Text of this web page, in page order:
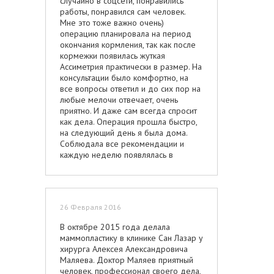
работу вышла и немного замазывала
тональником. Короче, все прекрасно,
девочки рекомендую. Параллельно
решилась и на подтяжку груди
(мастопексию), без импланта и с
сохранением своей трешки. И
решила сделать себе подарок к 8
Марта. 02.03.16 пошла сдаваться и
под общим наркозом сделали мне
шов «леденец» с уменьшением
околососковой области. Сутки
пролежала в клинике, прекрасные
условия, теплая доброжелательная
обстановка. Огромное спасибо
палатной сестричке Татьяне,
уколы, то измерения, то опять уколы.
что на следующее утро я как огурец
городским транспортом совершенно
самостоятельно добралась до дома.
Потом регулярно два раза в неделю
приезжала на перевязки и осмотры.
работы, понравился сам человек.
Мне это тоже важно очень)
операцию планировала на период
окончания кормления, так как после
кормежки появилась жуткая
Ассиметрия практически в размер. На
консультации было комфортно, на
все вопросы ответил и до сих пор на
любые мелочи отвечает, очень
приятно. И даже сам всегда спросит
как дела. Операция прошла быстро,
на следующий день я была дома.
Соблюдала все рекомендации и
каждую неделю появлялась в
Доктор понял мои пожелания,
выровнял ассиметрию разными
ровная и красивая. Зажило все
удовольствием с возрастом
обращусь к нему с процедурами
омоложения. Единственный минус в
сан Лазаре это тетки администраторы
26 Февраля 2016
В октябре 2015 года делала
маммопластику в клинике Сан Лазар у
хирурга Алексея Александровича
Маляева. Доктор Маляев приятный
человек, профессионал своего дела,